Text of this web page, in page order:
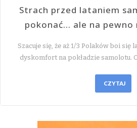
Strach przed lataniem
pokonać… ale na pewno
Szacuje się, że aż 1/3 Polaków boi się
dyskomfort na pokładzie samolotu.
CZYTAJ